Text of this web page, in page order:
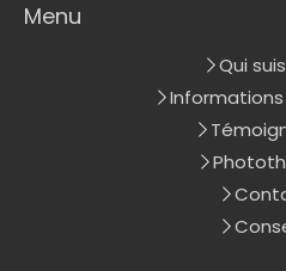
Menu
Qui